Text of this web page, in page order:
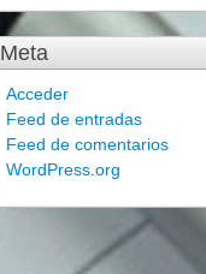
Meta
Acceder
Feed de entradas
Feed de comentarios
WordPress.org